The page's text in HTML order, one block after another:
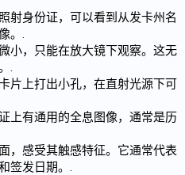
射身份证，可以看到从发卡州名
。.
小，只能在放大镜下观察。这无
.
片上打出小孔，在直射光源下可
上有通用的全息图像，通常是历
，感受其触感特征。它通常代表
签发日期。.